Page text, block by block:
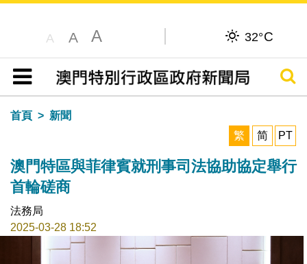
A A A 32°C
目錄
搜尋
首頁
新聞
繁
简 PT
澳門特區與菲律賓就刑事司法協助協定舉行
首輪磋商
法務局
2025-03-28 18:52